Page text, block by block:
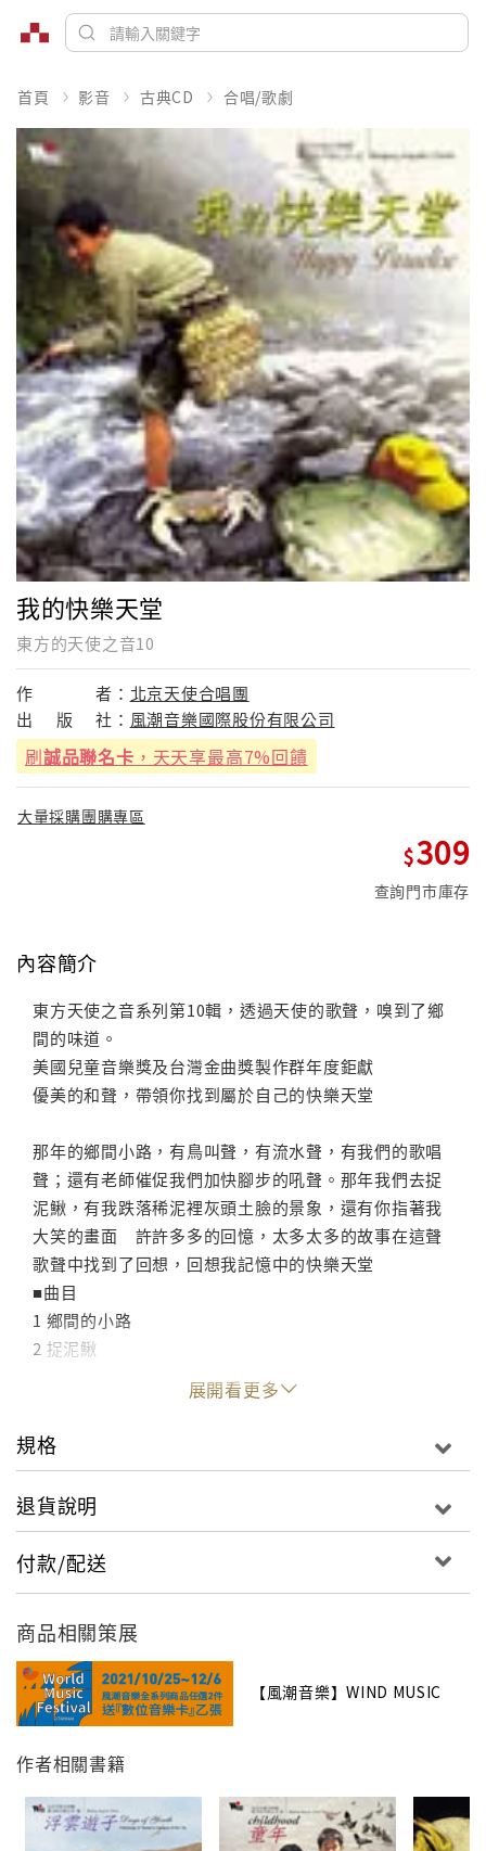
首頁 影音 古典CD 合唱/歌劇
我的快樂天堂
東方的天使之音10
作 者： 北京天使合唱團
出
版 社： 風潮音樂國際股份有限公司
刷誠品聯名卡 ，天天享最高7%回饋
大量採購團購專區
309
查詢門市庫存
內容簡介
東方天使之音系列第10輯，透過天使的歌聲，嗅到了鄉
間的味道。
美國兒童音樂獎及台灣金曲獎製作群年度鉅獻
優美的和聲，帶領你找到屬於自己的快樂天堂
那年的鄉間小路，有鳥叫聲，有流水聲，有我們的歌唱
聲；還有老師催促我們加快腳步的吼聲。那年我們去捉
泥鰍，有我跌落稀泥裡灰頭土臉的景象，還有你指著我
大笑的畫面 許許多多的回憶，太多太多的故事在這聲
歌聲中找到了回想，回想我記憶中的快樂天堂
■曲目
1 鄉間的小路
2 捉泥鰍
5 愛跳舞的小朋友
6 聽泉
8 菩提樹
10 海邊
12 草原夜色美
13 再會吧！原野
14 大海啊！故鄉
展開看更多
規格
退貨說明
付款/配送
商品相關策展
【風潮音樂】WIND MUSIC
作者相關書籍